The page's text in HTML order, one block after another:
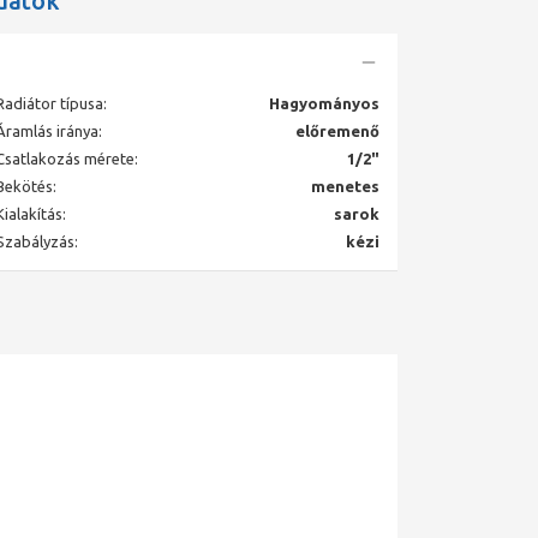
típusa:
Hagyományos
iránya:
előremenő
mérete:
1/2"
menetes
sarok
kézi